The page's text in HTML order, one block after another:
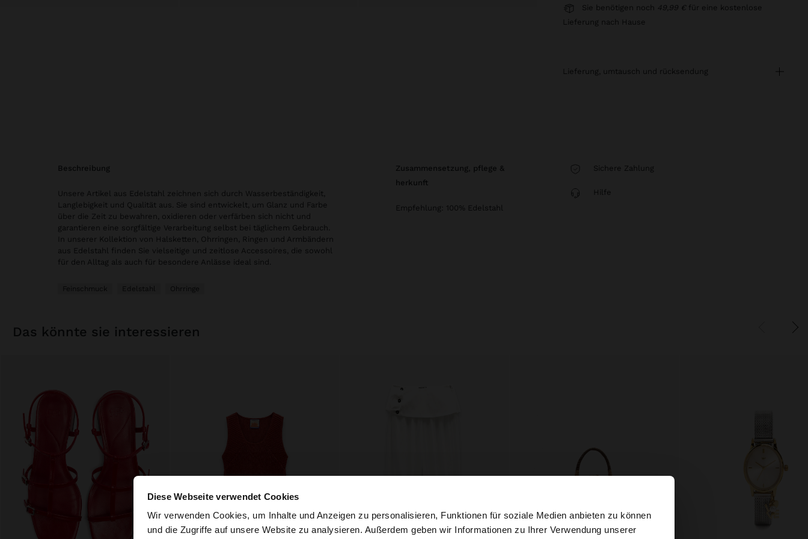
Diese Webseite verwendet Cookies
Wir verwenden Cookies, um Inhalte und Anzeigen zu personalisieren, Funktionen für soziale Medien anbieten zu können
und die Zugriffe auf unsere Website zu analysieren. Außerdem geben wir Informationen zu Ihrer Verwendung unserer
hallo ×
Sie benötigen noch 49,99 €
für eine kostenlose
Lieferung nach Hause
lieferung, umtausch und rücksendung
beschreibung
Unsere Artikel aus Edelstahl zeichnen sich durch Wasserbeständigkeit,
Langlebigkeit und Qualität aus. Sie sind entwickelt, um Glanz und Farbe
über die Zeit zu bewahren, oxidieren oder verfärben sich nicht und
garantieren eine sorgfältige Verarbeitung selbst bei täglichem Gebrauch.
In unserer Kollektion von Halsketten, Ohrringen, Ringen und Armbändern
aus Edelstahl finden Sie vielseitige und zeitlose Accessoires, die sowohl
für den Alltag als auch für besondere Anlässe ideal sind.
Feinschmuck Edelstahl Ohrringe
zusammensetzung, pflege &
herkunft
Empfehlung: 100% Edelstahl
Sichere Zahlung
Hilfe
das könnte sie interessieren